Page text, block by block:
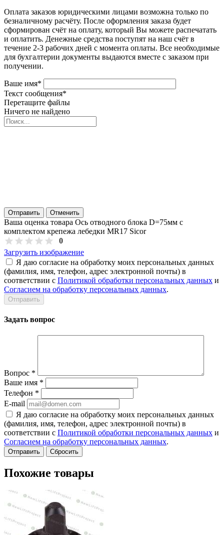
Оплата заказов юридическими лицами возможна только по
безналичному расчёту. После оформления заказа будет
сформирован счёт на оплату, который Вы можете распечатать
и оплатить. Денежные средства поступят на наш счёт в
течение 2-3 рабочих дней с момента оплаты. Все необходимые
для бухгалтерии документы выдаются вместе с заказом при
получении.
Ваше имя*
Текст сообщения*
Перетащите файлы
Ничего не найдено
Отправить Отменить
Ваша оценка товара Ось отводного блока D=75мм с
комплектом крепежа лебедки MR17 Sicor
0
Загрузить изображение
Я даю согласие на обработку моих персональных данных
(фамилия, имя, телефон, адрес электронной почты) в
соответствии с Политикой обработки персональных данных и
Согласием на обработку персональных данных.
Задать вопрос
Вопрос *
Ваше имя *
Телефон *
E-mail
Я даю согласие на обработку моих персональных данных
(фамилия, имя, телефон, адрес электронной почты) в
соответствии с Политикой обработки персональных данных и
Согласием на обработку персональных данных.
Сбросить
Похожие товары